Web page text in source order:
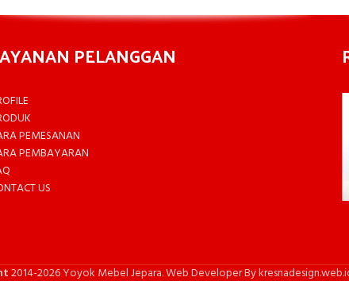
PELANGGAN
PEMESANAN
PEMBAYARAN
US
2014-2026 Yoyok Mebel Jepara. Web Developer By